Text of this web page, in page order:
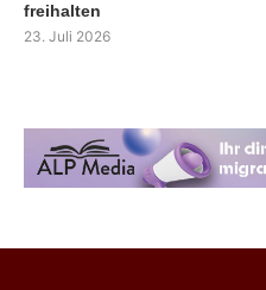
freihalten
23. Juli 2026